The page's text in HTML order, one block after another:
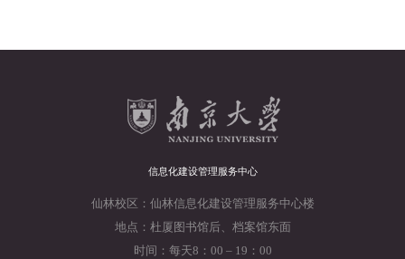
信息化建设管理服务中心
仙林校区：仙林信息化建设管理服务中心楼
地点：杜厦图书馆后、档案馆东面
时间：每天8：00 – 19：00